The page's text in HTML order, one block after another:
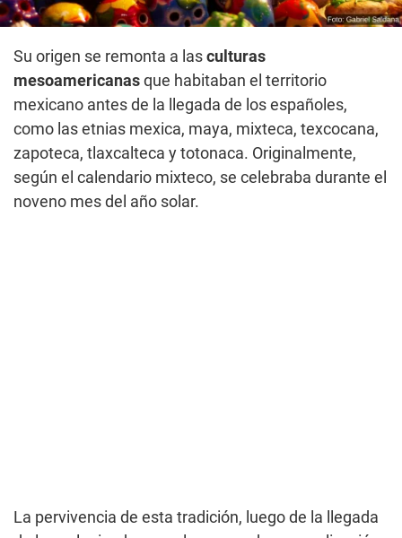
Su origen se remonta a las culturas
mesoamericanas que habitaban el territorio
mexicano antes de la llegada de los españoles,
como las etnias mexica, maya, mixteca, texcocana,
zapoteca, tlaxcalteca y totonaca. Originalmente,
según el calendario mixteco, se celebraba durante el
noveno mes del año solar.
La pervivencia de esta tradición, luego de la llegada